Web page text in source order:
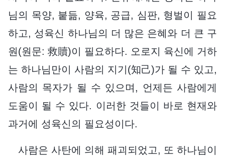
님의 목양, 붙듦, 양육, 공급, 심판, 형벌이 필요
하고, 성육신 하나님의 더 많은 은혜와 더 큰 구
원(원문: 救贖)이 필요하다. 오로지 육신에 거하
는 하나님만이 사람의 지기(知己)가 될 수 있고,
사람의 목자가 될 수 있으며, 언제든 사람에게
도움이 될 수 있다. 이러한 것들이 바로 현재와
과거에 성육신의 필요성이다.
사람은 사탄에 의해 패괴되었고, 또 하나님이